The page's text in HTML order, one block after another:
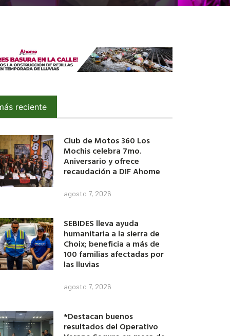
reciente
Club de Motos 360 Los
Mochis celebra 7mo.
Aniversario y ofrece
recaudación a DIF Ahome
agosto 7, 2026
SEBIDES lleva ayuda
humanitaria a la sierra de
Choix; beneficia a más de
100 familias afectadas por
las lluvias
agosto 7, 2026
*Destacan buenos
resultados del Operativo